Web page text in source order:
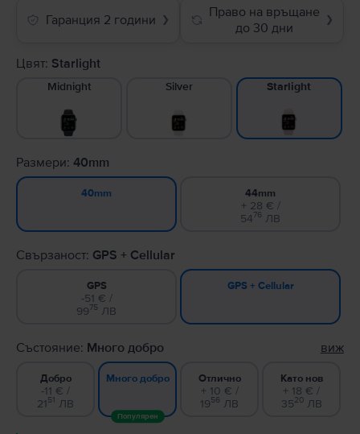
Гаранция 2 години ❯
Право на връщане
до 30 дни
❯
Цвят: Starlight
Midnight Silver Starlight
Размери: 40mm
40mm 44mm
+ 28 € /
5476 ЛВ
Свързаност: GPS + Cellular
GPS
-51 € /
9975 ЛВ
GPS + Cellular
Състояние: Много добро виж
Добро
-11 € /
2151 ЛВ
Много добро
Популярен
Отлично
+ 10 € /
1956 ЛВ
Като нов
+ 18 € /
3520ЛВ